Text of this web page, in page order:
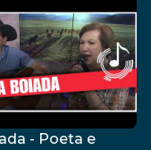
- Poeta e